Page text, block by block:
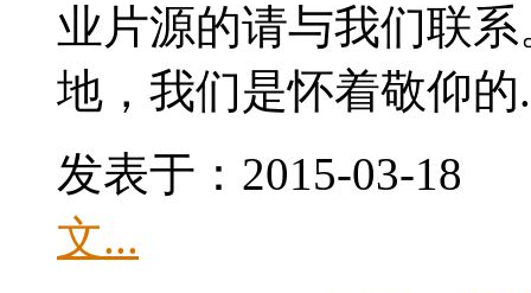
业片源的请与我们联
地，我们是怀着敬仰的
发表于：2015-03-
文...